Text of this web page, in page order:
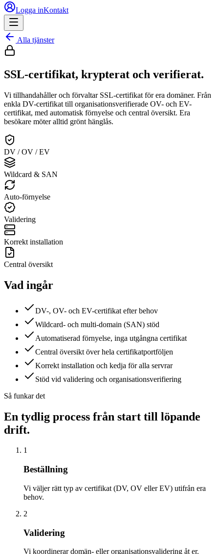
Logga inKontakt
Alla tjänster
SSL-certifikat, krypterat och verifierat.
Vi tillhandahåller och förvaltar SSL-certifikat för era domäner. Från
enkla DV-certifikat till organisationsverifierade OV- och EV-
certifikat, med automatisk förnyelse och central översikt. Era
besökare möter alltid grönt hänglås.
DV / OV / EV
Wildcard & SAN
Auto-förnyelse
Validering
Korrekt installation
Central översikt
Vad ingår
DV-, OV- och EV-certifikat efter behov
Wildcard- och multi-domain (SAN) stöd
Automatiserad förnyelse, inga utgångna certifikat
Central översikt över hela certifikatportföljen
Korrekt installation och kedja för alla servrar
Stöd vid validering och organisationsverifiering
Så funkar det
En tydlig process från start till löpande
drift.
1
Beställning
Vi väljer rätt typ av certifikat (DV, OV eller EV) utifrån era
behov.
2
Validering
Vi koordinerar domän- eller organisationsvalidering åt er.